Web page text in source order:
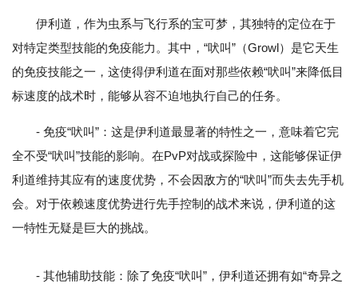
伊利道，作为虫系与飞行系的宝可梦，其独特的定位在于
对特定类型技能的免疫能力。其中，“吠叫”（Growl）是它天生
的免疫技能之一，这使得伊利道在面对那些依赖“吠叫”来降低目
标速度的战术时，能够从容不迫地执行自己的任务。
- 免疫“吠叫”：这是伊利道最显著的特性之一，意味着它完
全不受“吠叫”技能的影响。在PvP对战或探险中，这能够保证伊
利道维持其应有的速度优势，不会因敌方的“吠叫”而失去先手机
会。对于依赖速度优势进行先手控制的战术来说，伊利道的这
一特性无疑是巨大的挑战。
- 其他辅助技能：除了免疫“吠叫”，伊利道还拥有如“奇异之